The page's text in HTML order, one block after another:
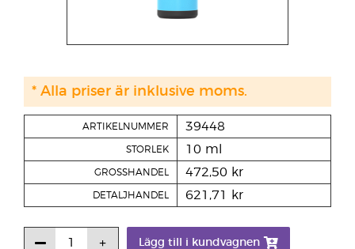
ARTIKELNUMMER 39448
STORLEK 10 ml
GROSSHANDEL 472,50 kr
DETALJHANDEL 621,71 kr
Lägg till i kundvagnen
* Alla priser är inklusive moms.